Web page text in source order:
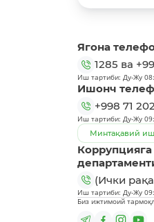
Ягона
1285 ва
Иш тартиби: Ду-Жу
Ишонч
+998 71
Иш тартиби: Ду-Жу
Минтақавий
(Ички
Иш тартиби: Ду-Жу
Биз ижтимоий